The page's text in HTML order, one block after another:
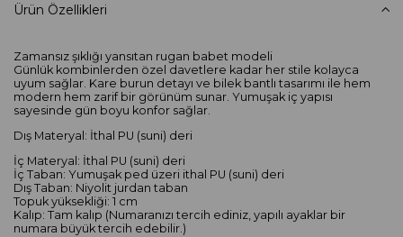
Ürün Özellikleri
Zamansız şıklığı yansıtan rugan babet modeli
Günlük kombinlerden özel davetlere kadar her stile kolayca
uyum sağlar. Kare burun detayı ve bilek bantlı tasarımı ile hem
modern hem zarif bir görünüm sunar. Yumuşak iç yapısı
sayesinde gün boyu konfor sağlar.
Dış Materyal: İthal PU (suni) deri
İç Materyal: İthal PU (suni) deri
İç Taban: Yumuşak ped üzeri ithal PU (suni) deri
Dış Taban: Niyolit jurdan taban
Topuk yüksekliği: 1 cm
Kalıp: Tam kalıp (Numaranızı tercih ediniz, yapılı ayaklar bir
numara büyük tercih edebilir.)